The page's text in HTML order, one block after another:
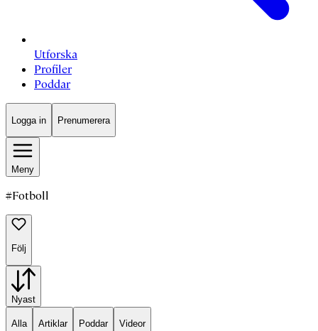
Utforska
Profiler
Poddar
Logga in Prenumerera
Meny
#Fotboll
Följ
Nyast
Alla Artiklar Poddar Videor